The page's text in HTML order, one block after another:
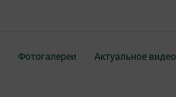
Фотогалереи Актуальное видео